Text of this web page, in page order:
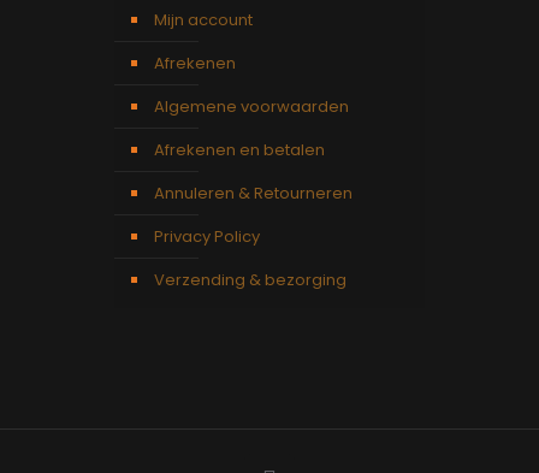
Mijn account
Afrekenen
Algemene voorwaarden
Afrekenen en betalen
Annuleren & Retourneren
Privacy Policy
Verzending & bezorging